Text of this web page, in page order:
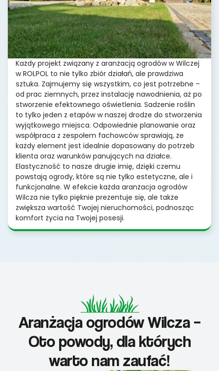
Każdy projekt związany z aranżacją ogrodów w Wilczej
w ROLPOL to nie tylko zbiór działań, ale prawdziwa
sztuka. Zajmujemy się wszystkim, co jest potrzebne –
od prac ziemnych, przez instalację nawodnienia, aż po
stworzenie efektownego oświetlenia. Sadzenie roślin
to tylko jeden z etapów w naszej drodze do stworzenia
wyjątkowego miejsca. Odpowiednie planowanie oraz
współpraca z zespołem fachowców sprawiają, że
każdy element jest idealnie dopasowany do potrzeb
klienta oraz warunków panujących na działce.
Elastyczność to nasze drugie imię, dzięki czemu
powstają ogrody, które są nie tylko estetyczne, ale i
funkcjonalne. W efekcie każda aranżacja ogrodów
Wilcza nie tylko pięknie prezentuje się, ale także
zwiększa wartość Twojej nieruchomości, podnosząc
komfort życia na Twojej posesji.
Aranżacja ogrodów Wilcza –
Oto powody, dla których
warto nam zaufać!